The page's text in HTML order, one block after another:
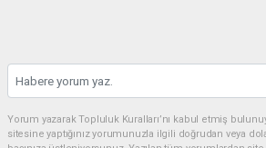
Yorum yazarak Topluluk Kuralları’nı kabul etmiş
sitesine yaptığınız yorumunuzla ilgili doğrudan veya